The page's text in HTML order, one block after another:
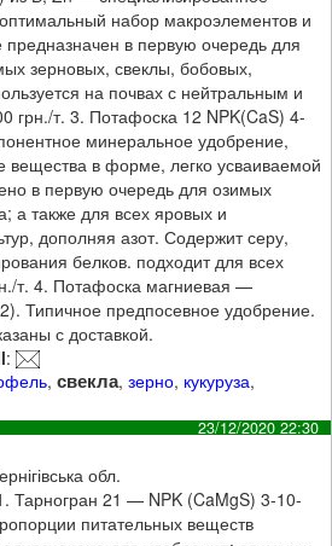
набор макроэлементов и
предназначен в первую очередь для
зерновых, свеклы, бобовых,
на почвах с нейтральным и
грн./т. 3. Потафоска 12 NPK(CaS) 4-
минеральное удобрение,
в форме, легко усваиваемой
в первую очередь для озимых
а также для всех яровых и
дополняя азот. Содержит серу,
белков. подходит для всех
т. 4. Потафоска магниевая —
Типичное предпосевное удобрение.
с доставкой.
:
,свекла,зерно, кукуруза,
23/12/2020 22:30
обл.
Тарногран 21 — NPK (CaMgS) 3-10-
питательных веществ